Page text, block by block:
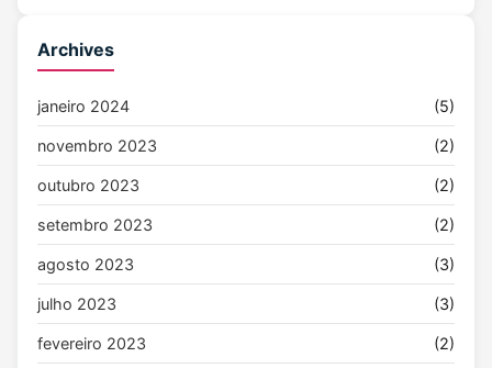
Archives
janeiro 2024 (5)
novembro 2023 (2)
outubro 2023 (2)
setembro 2023 (2)
agosto 2023 (3)
julho 2023 (3)
fevereiro 2023 (2)